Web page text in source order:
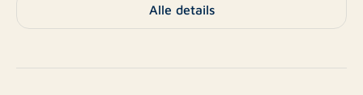
Alle details